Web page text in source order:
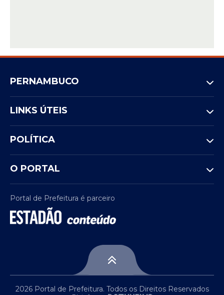
PERNAMBUCO
LINKS ÚTEIS
POLÍTICA
O PORTAL
Portal de Prefeitura é parceiro
2026 Portal de Prefeitura. Todos os Direitos Reservados